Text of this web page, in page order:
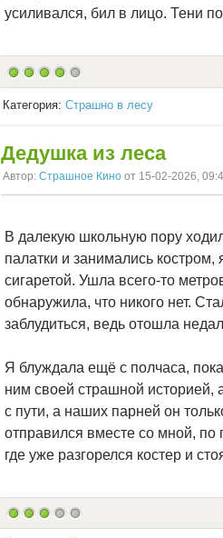
усиливался, бил в лицо. Тени
Категория: Страшно в лесу
Дедушка из леса
Автор: Страшное Кино от 15-02-2026,
В далекую школьную пору
палатки и занимались
сигаретой. Ушла всего-то
обнаружила, что никого нет.
заблудиться, ведь отошла
Я блуждала ещё с полчаса,
ним своей страшной историей,
с пути, а наших парней он
отправился вместе со мной, по
где уже разгорелся костер и